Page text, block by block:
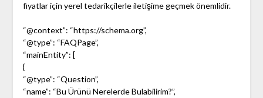
fiyatlar için yerel tedarikçilerle iletişime geçmek önemlidir.
“@context”: “https://schema.org”,
“@type”: “FAQPage”,
“mainEntity”: [
{
“@type”: “Question”,
“name”: “Bu Ürünü Nerelerde Bulabilirim?”,